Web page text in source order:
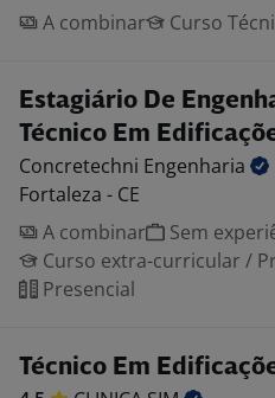
A combinar
Curso
Estagiário De
Técnico Em
Concretechni Engenharia
Fortaleza - CE
A combinar
Sem
Curso extra-curricular /
Presencial
Técnico Em